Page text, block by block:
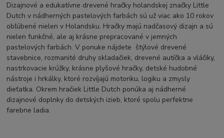
Dizajnové a edukatívne drevené hračky holandskej značky Little
Dutch v nádherných pastelových farbách sú už viac ako 10 rokov
obľúbené nielen v Holandsku. Hračky majú nadčasový dizajn a sú
nielen funkčné, ale aj krásne prepracované v jemných
pastelových farbách. V ponuke nájdete štýlové drevené
stavebnice, rozmanité druhy skladačiek, drevené autíčka a vláčiky,
nastrkovacie krúžky, krásne plyšové hračky, detské hudobné
nástroje i hrkálky, ktoré rozvíjajú motoriku, logiku a zmysly
dieťatka. Okrem hračiek Little Dutch ponúka aj nádherné
dizajnové doplnky do detských izieb, ktoré spolu perfektne
farebne ladia.